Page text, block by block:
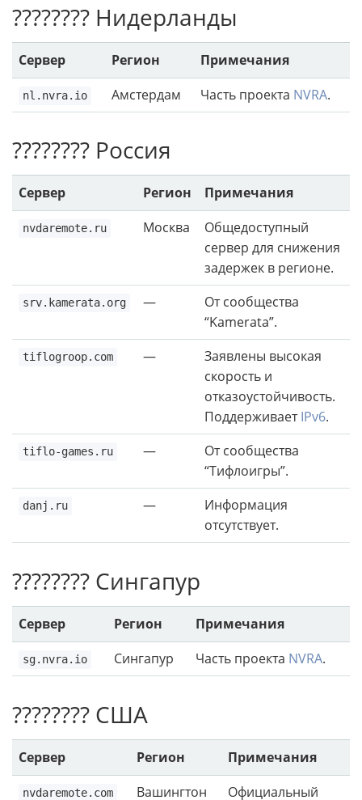
???????? Нидерланды
Сервер Регион Примечания
nl.nvra.io Амстердам Часть проекта NVRA.
???????? Россия
Сервер Регион Примечания
nvdaremote.ru Москва
Общедоступный
сервер для снижения
задержек в регионе.
srv.kamerata.org —
От сообщества
“Kamerata”.
tiflogroop.com —
Заявлены высокая
скорость и
отказоустойчивость.
ПоддерживаетIPv6.
tiflo-games.ru —
От сообщества
“Тифлоигры”.
danj.ru —
Информация
отсутствует.
???????? Сингапур
Сервер Регион Примечания
sg.nvra.io Сингапур Часть проекта NVRA.
???????? США
Сервер Регион Примечания
nvdaremote.com Вашингтон Официальный